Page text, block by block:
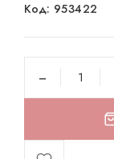
Код: 953422
−